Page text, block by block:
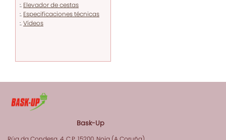
:. Elevador de cestas
:. Especificaciones técnicas
:.Vídeos
Bask-Up